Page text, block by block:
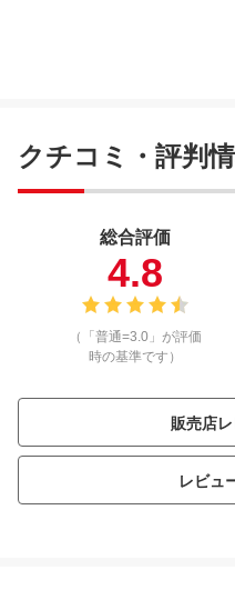
クチコミ・評判
総合評価
4.8
（「普通=3.0」が評価
時の基準です）
販売店
レビュ